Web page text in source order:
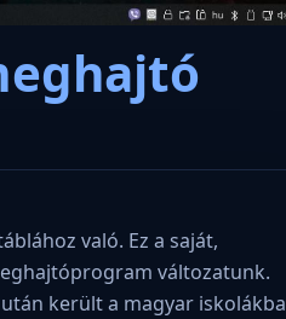
való. Ez a saját,
változatunk.
került a magyar iskolákba